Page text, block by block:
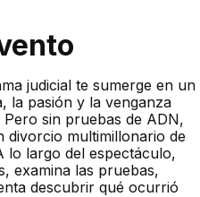
judicial te sumerge en un
la pasión y la venganza
sin pruebas de ADN,
multimillonario de
lo largo del espectáculo,
examina las pruebas,
descubrir qué ocurrió